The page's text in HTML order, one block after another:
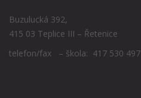
Buzulucká 392,
415 03 Teplice III – Řetenice
telefon/fax – škola: 417 530 497